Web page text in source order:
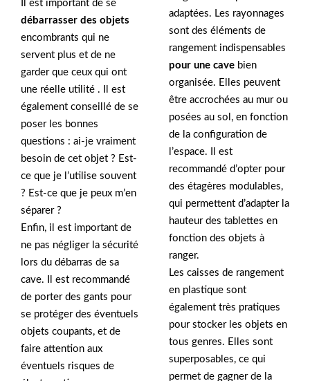
Il est important de se
débarrasser des objets
encombrants qui ne
servent plus et de ne
garder que ceux qui ont
une réelle utilité . Il est
également conseillé de se
poser les bonnes
questions : ai-je vraiment
besoin de cet objet ? Est-
ce que je l’utilise souvent
? Est-ce que je peux m’en
séparer ?
Enfin, il est important de
ne pas négliger la sécurité
lors du débarras de sa
cave. Il est recommandé
de porter des gants pour
se protéger des éventuels
objets coupants, et de
faire attention aux
éventuels risques de
adaptées. Les rayonnages
sont des éléments de
rangement indispensables
pour une cave bien
organisée. Elles peuvent
être accrochées au mur ou
posées au sol, en fonction
de la configuration de
l’espace. Il est
recommandé d’opter pour
des étagères modulables,
qui permettent d’adapter la
hauteur des tablettes en
fonction des objets à
ranger.
Les caisses de rangement
en plastique sont
également très pratiques
pour stocker les objets en
tous genres. Elles sont
superposables, ce qui
permet de gagner de la